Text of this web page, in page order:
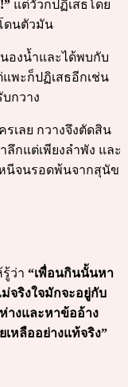
แต่วัวก็ปฏิเสธโดย
ดนตัวมัน
องน้ำและได้พบกับ
แพะก็ปฏิเสธอีกเช่น
กวาง
เลย กวางจึงตัดสิน
ลึกแต่เพียงลำพัง และ
นีจนรอดพ้นจากสุนัข
ว่า “เพื่อนกินนั้นหา
จริงใจมักจะอยู่กับ
างและหาข้ออ้าง
หลืออย่างแท้จริง”